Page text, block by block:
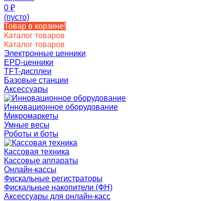
0 ₽
(пусто)
Товар в корзине!
Каталог товаров
Каталог товаров
Электронные ценники
EPD-ценники
TFT-дисплеи
Базовые станции
Аксессуары
Инновационное оборудование
Микромаркеты
Умные весы
Роботы и боты
Кассовая техника
Кассовые аппараты
Онлайн-кассы
Фискальные регистраторы
Фискальные накопители (ФН)
Аксессуары для онлайн-касс